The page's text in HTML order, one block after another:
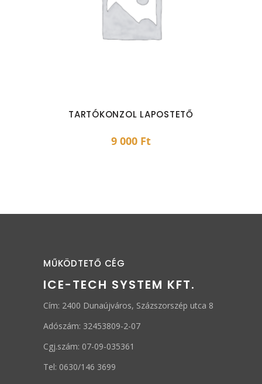
TARTÓKONZOL LAPOSTETŐ
9 000 Ft
MŰKÖDTETŐ CÉG
ICE-TECH SYSTEM KFT.
Cím: 2400 Dunaújváros, Százszorszép utca 8
Adószám: 32453809-2-07
Cgj.szám: 07-09-035361
Tel: 0630/146 3699